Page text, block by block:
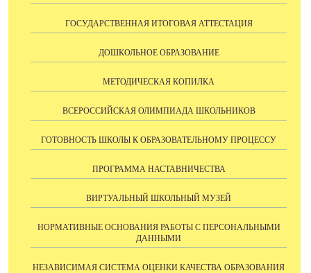
ГОСУДАРСТВЕННАЯ ИТОГОВАЯ АТТЕСТАЦИЯ
ДОШКОЛЬНОЕ ОБРАЗОВАНИЕ
МЕТОДИЧЕСКАЯ КОПИЛКА
ВСЕРОССИЙСКАЯ ОЛИМПИАДА ШКОЛЬНИКОВ
ГОТОВНОСТЬ ШКОЛЫ К ОБРАЗОВАТЕЛЬНОМУ ПРОЦЕССУ
ПРОГРАММА НАСТАВНИЧЕСТВА
ВИРТУАЛЬНЫЙ ШКОЛЬНЫЙ МУЗЕЙ
НОРМАТИВНЫЕ ОСНОВАНИЯ РАБОТЫ С ПЕРСОНАЛЬНЫМИ
ДАННЫМИ
НЕЗАВИСИМАЯ СИСТЕМА ОЦЕНКИ КАЧЕСТВА ОБРАЗОВАНИЯ